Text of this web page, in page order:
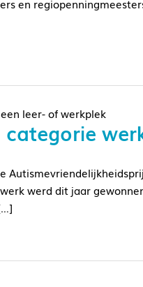
en
leer- of werkplek
werd dit jaar